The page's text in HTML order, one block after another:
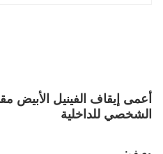
الشخصي للداخلية